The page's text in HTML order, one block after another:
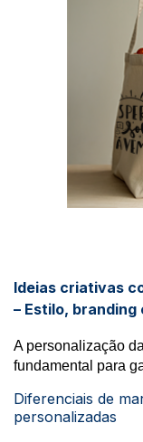
Ideias criativas
– Estilo,
A personalização
fundamental para
Diferenciais de
personalizadas